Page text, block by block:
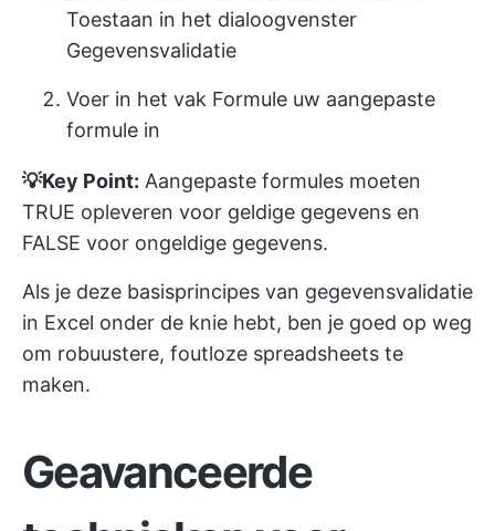
Toestaan in het dialoogvenster
Gegevensvalidatie
Voer in het vak Formule uw aangepaste
formule in
💡Key Point: Aangepaste formules moeten
TRUE opleveren voor geldige gegevens en
FALSE voor ongeldige gegevens.
Als je deze basisprincipes van gegevensvalidatie
in Excel onder de knie hebt, ben je goed op weg
om robuustere, foutloze spreadsheets te
maken.
Geavanceerde